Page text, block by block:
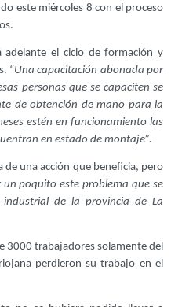
este miércoles 8 con el proceso
adelante el ciclo de formación y
“Una capacitación abonada por
personas que se capaciten se
de obtención de mano para la
estén en funcionamiento las
en estado de montaje”.
de una acción que beneficia, pero
poquito este problema que se
de la provincia de La
3000 trabajadores solamente del
perdieron su trabajo en el